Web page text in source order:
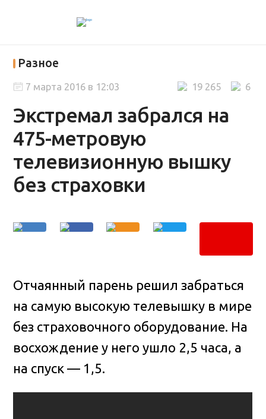
Разное
Экстремал забрался на
475-метровую
телевизионную вышку
без страховки
6
19 265
7 марта 2016 в 12:03
Отчаянный парень решил забраться
на самую высокую телевышку в мире
без страховочного оборудование. На
восхождение у него ушло 2,5 часа, а
на спуск — 1,5.